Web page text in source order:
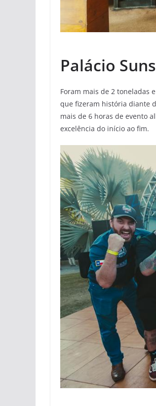
Palácio
Foram mais de 2 toneladas
que fizeram história diante
mais de 6 horas de evento
excelência do início ao fim.